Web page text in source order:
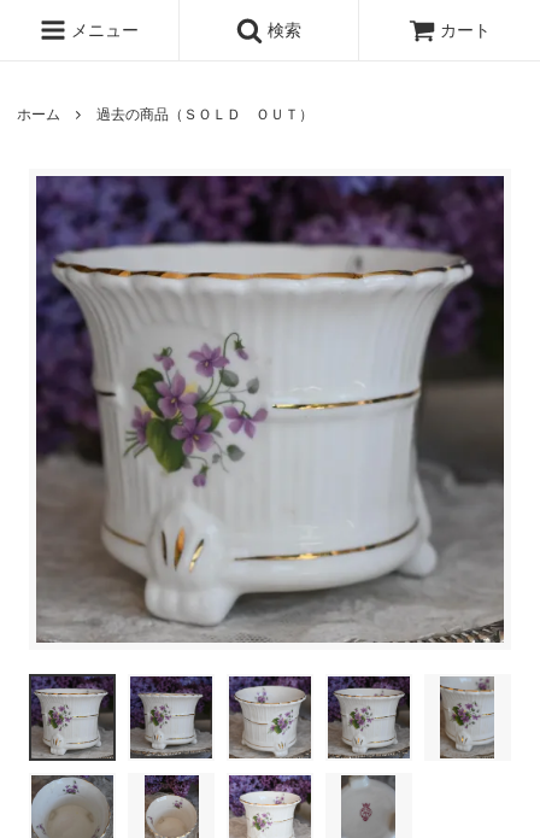
メニュー 検索 カート
ホーム 過去の商品（ＳＯＬＤ ＯＵＴ）